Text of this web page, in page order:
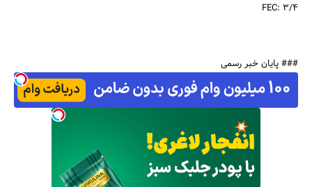
3/4 :FEC
### پایان خبر رسمی